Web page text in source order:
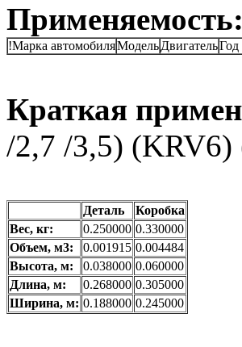
Применяемость:
!Марка автомобиляМодельДвигательГод
Краткая
/2,7 /3,5)
Деталь
Коробка
Вес, кг:
0.250000 0.330000
Объем, м3:
0.001915 0.004484
Высота, м:
0.038000 0.060000
Длина, м:
0.268000 0.305000
Ширина, м: 0.188000 0.245000